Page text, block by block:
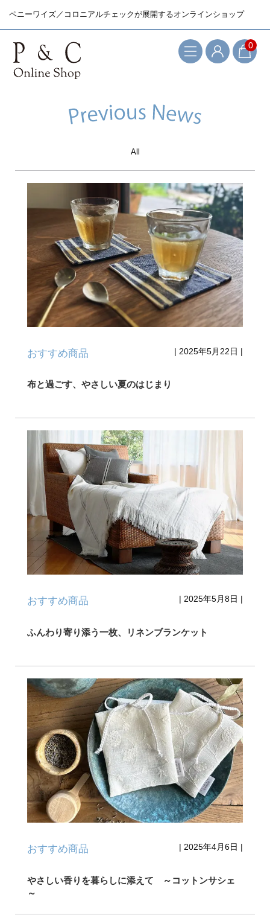
ペニーワイズ／コロニアルチェックが展開するオンラインショップ
0
All
おすすめ商品 | 2025年5月22日 |
布と過ごす、やさしい夏のはじまり
おすすめ商品 |2025年5月8日 |
ふんわり寄り添う一枚、リネンブランケット
おすすめ商品 | 2025年4月6日 |
やさしい香りを暮らしに添えて ～コットンサシェ
～